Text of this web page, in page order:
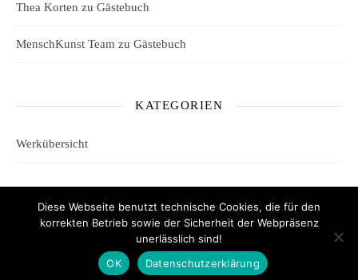
Thea Korten zu Gästebuch
MenschKunst Team zu Gästebuch
KATEGORIEN
Werkübersicht
Powered by MenschKunst © 2026
Diese Webseite benutzt technische Cookies, die für den
korrekten Betrieb sowie der Sicherheit der Webpräsenz
unerlässlich sind!
OK
Datenschutzerklärung